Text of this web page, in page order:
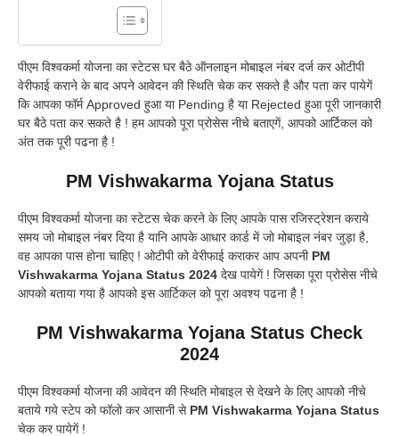
पीएम विश्वकर्मा योजना का स्टेटस घर बैठे ऑनलाइन मोबाइल नंबर दर्ज कर ओटीपी
वेरीफाई कराने के बाद अपने आवेदन की स्थिति चेक कर सकते है और पता कर पायेगें
कि आपका फॉर्म Approved हुआ या Pending है या Rejected हुआ पूरी जानकारी
घर बैठे पता कर सकते है ! हम आपको पूरा प्रोसेस नीचे बताएगें, आपको आर्टिकल को
अंत तक पूरी पढना है !
PM Vishwakarma Yojana Status
पीएम विश्वकर्मा योजना का स्टेटस चेक करने के लिए आपके पास रजिस्ट्रेशन कराये
समय जो मोबाइल नंबर दिया है यानि आपके आधार कार्ड में जो मोबाइल नंबर जुड़ा है,
वह आपका पास होना चाहिए ! ओटीपी को वेरीफाई कराकर आप अपनी PM
Vishwakarma Yojana Status 2024 देख पायेगें ! जिसका पूरा प्रोसेस नीचे
आपको बताया गया है आपको इस आर्टिकल को पूरा अवश्य पढना है !
PM Vishwakarma Yojana Status Check
2024
पीएम विश्वकर्मा योजना की आवेदन की स्थिति मोबाइल से देखने के लिए आपको नीचे
बताये गये स्टेप को फॉलो कर आसानी से PM Vishwakarma Yojana Status
चेक कर पायेगें !